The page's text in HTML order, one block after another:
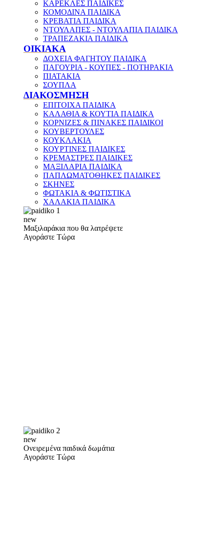
ΚΑΡΕΚΛΕΣ ΠΑΙΔΙΚΕΣ
ΚΟΜΟΔΙΝΑ ΠΑΙΔΙΚΑ
ΚΡΕΒΑΤΙΑ ΠΑΙΔΙΚΑ
ΝΤΟΥΛΑΠΕΣ - ΝΤΟΥΛΑΠΙΑ ΠΑΙΔΙΚΑ
ΤΡΑΠΕΖΑΚΙΑ ΠΑΙΔΙΚΑ
ΟΙΚΙΑΚΑ
ΔΟΧΕΙΑ ΦΑΓΗΤΟΥ ΠΑΙΔΙΚΑ
ΠΑΓΟΥΡΙΑ - ΚΟΥΠΕΣ - ΠΟΤΗΡΑΚΙΑ
ΠΙΑΤΑΚΙΑ
ΣΟΥΠΛΑ
ΔΙΑΚΟΣΜΗΣΗ
ΕΠΙΤΟΙΧΑ ΠΑΙΔΙΚΑ
ΚΑΛΑΘΙΑ & ΚΟΥΤΙΑ ΠΑΙΔΙΚΑ
ΚΟΡΝΙΖΕΣ & ΠΙΝΑΚΕΣ ΠΑΙΔΙΚΟΙ
ΚΟΥΒΕΡΤΟΥΛΕΣ
ΚΟΥΚΛΑΚΙΑ
ΚΟΥΡΤΙΝΕΣ ΠΑΙΔΙΚΕΣ
ΚΡΕΜΑΣΤΡΕΣ ΠΑΙΔΙΚΕΣ
ΜΑΞΙΛΑΡΙΑ ΠΑΙΔΙΚΑ
ΠΑΠΛΩΜΑΤΟΘΗΚΕΣ ΠΑΙΔΙΚΕΣ
ΣΚΗΝΕΣ
ΦΩΤΑΚΙΑ & ΦΩΤΙΣΤΙΚΑ
ΧΑΛΑΚΙΑ ΠΑΙΔΙΚΑ
new
Μαξιλαράκια που θα λατρέψετε
Αγοράστε Τώρα
new
Ονειρεμένα παιδικά δωμάτια
Αγοράστε Τώρα